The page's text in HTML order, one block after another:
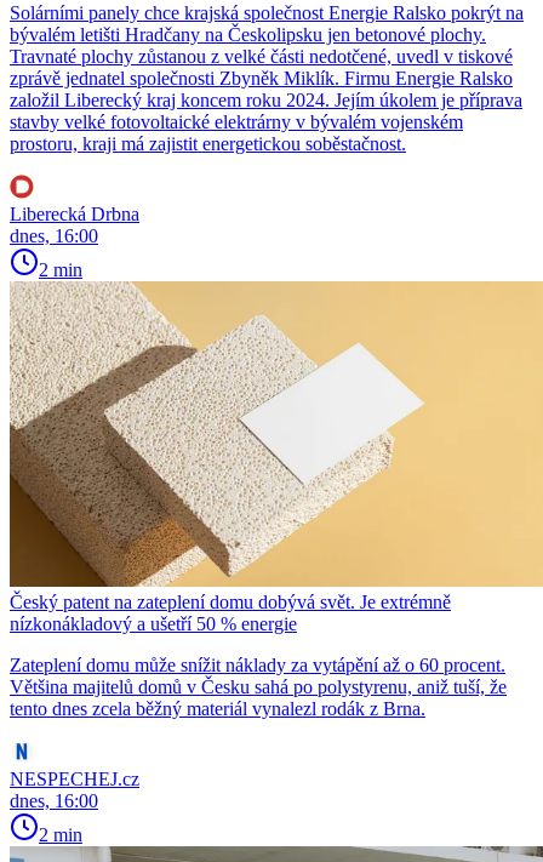
Solárními panely chce krajská společnost Energie Ralsko pokrýt na
bývalém letišti Hradčany na Českolipsku jen betonové plochy.
Travnaté plochy zůstanou z velké části nedotčené, uvedl v tiskové
zprávě jednatel společnosti Zbyněk Miklík. Firmu Energie Ralsko
založil Liberecký kraj koncem roku 2024. Jejím úkolem je příprava
stavby velké fotovoltaické elektrárny v bývalém vojenském
prostoru, kraji má zajistit energetickou soběstačnost.
Liberecká Drbna
dnes, 16:00
2 min
Český patent na zateplení domu dobývá svět. Je extrémně
nízkonákladový a ušetří 50 % energie
Zateplení domu může snížit náklady za vytápění až o 60 procent.
Většina majitelů domů v Česku sahá po polystyrenu, aniž tuší, že
tento dnes zcela běžný materiál vynalezl rodák z Brna.
NESPECHEJ.cz
dnes, 16:00
2 min